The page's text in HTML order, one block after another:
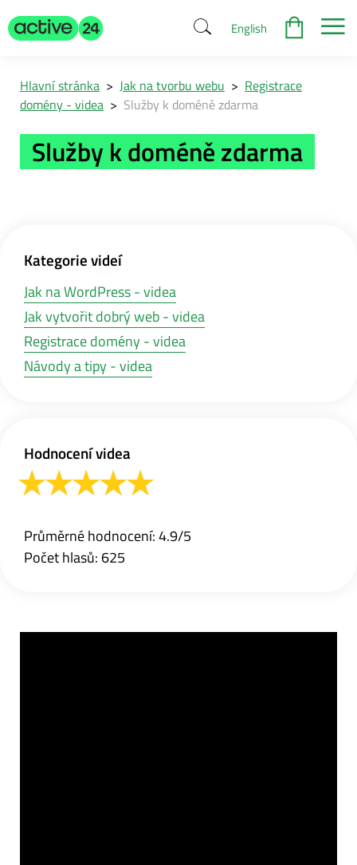
English
Hlavní stránka > Jak na tvorbu webu > Registrace
domény - videa > Služby k doméně zdarma
Služby k doméně zdarma
Kategorie videí
Jak na WordPress - videa
Jak vytvořit dobrý web - videa
Registrace domény - videa
Návody a tipy - videa
Hodnocení videa
Průměrné hodnocení: 4.9/5
Počet hlasů: 625